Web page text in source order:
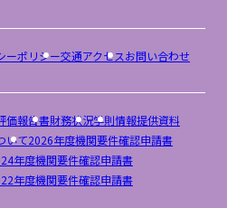
ーポリシー交通アクセスお問い合わせ
価報告書財務状況学則情報提供資料
いて2026年度機関要件確認申請書
年度機関要件確認申請書
年度機関要件確認申請書